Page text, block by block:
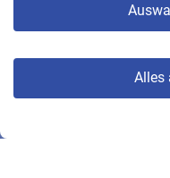
Alles
© VBL 2026